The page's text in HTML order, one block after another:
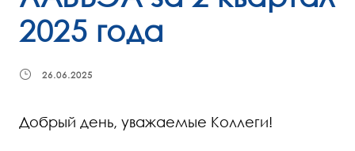
2025 года
26.06.2025
Добрый день, уважаемые Коллеги!